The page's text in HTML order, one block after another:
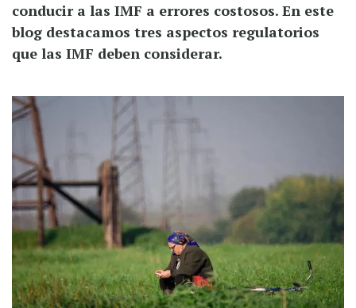
conducir a las IMF a errores costosos. En este
blog destacamos tres aspectos regulatorios
que las IMF deben considerar.